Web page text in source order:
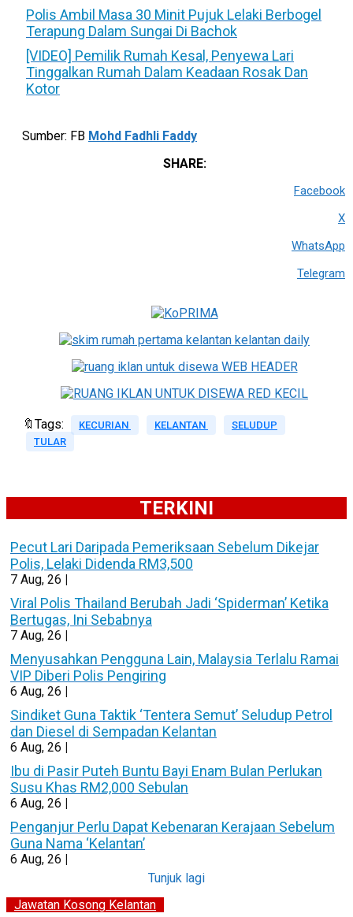
Polis Ambil Masa 30 Minit Pujuk Lelaki Berbogel
Terapung Dalam Sungai Di Bachok
[VIDEO] Pemilik Rumah Kesal, Penyewa Lari
Tinggalkan Rumah Dalam Keadaan Rosak Dan
Kotor
Sumber: FB Mohd Fadhli Faddy
SHARE:
Facebook
X
WhatsApp
Telegram
🔖Tags: KECURIAN KELANTAN
SELUDUP
TULAR
TERKINI
Pecut Lari Daripada Pemeriksaan Sebelum Dikejar
Polis, Lelaki Didenda RM3,500
7 Aug, 26
Viral Polis Thailand Berubah Jadi ‘Spiderman’ Ketika
Bertugas, Ini Sebabnya
7 Aug, 26
Menyusahkan Pengguna Lain, Malaysia Terlalu Ramai
VIP Diberi Polis Pengiring
6 Aug, 26
Sindiket Guna Taktik ‘Tentera Semut’ Seludup Petrol
dan Diesel di Sempadan Kelantan
6 Aug, 26
Ibu di Pasir Puteh Buntu Bayi Enam Bulan Perlukan
Susu Khas RM2,000 Sebulan
6 Aug, 26
Penganjur Perlu Dapat Kebenaran Kerajaan Sebelum
Guna Nama ‘Kelantan’
6 Aug, 26
Tunjuk lagi
Jawatan Kosong Kelantan